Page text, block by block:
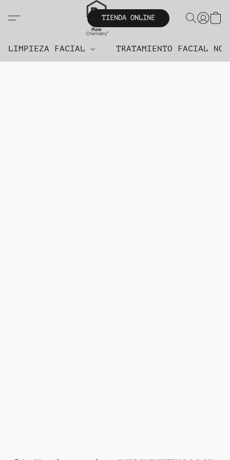
TIENDA ONLINE
LIMPIEZA FACIAL TRATAMIENTO FACIAL